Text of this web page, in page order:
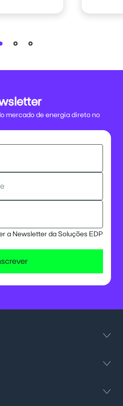
mercado de energia direto no
a Newsletter da Soluções EDP